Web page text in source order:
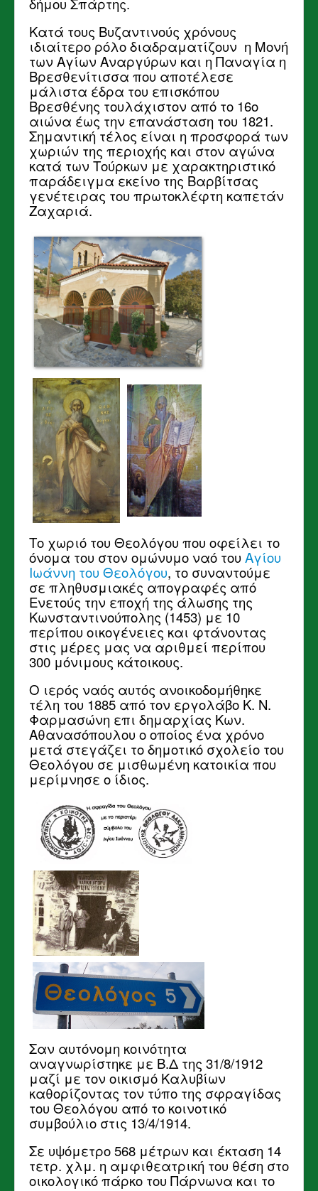
Κατά τους Βυζαντινούς χρόνους
ιδιαίτερο ρόλο διαδραματίζουν η Μονή
των Αγίων Αναργύρων και η Παναγία η
Βρεσθενίτισσα που αποτέλεσε
μάλιστα έδρα του επισκόπου
Βρεσθένης τουλάχιστον από το 16ο
αιώνα έως την επανάσταση του 1821.
Σημαντική τέλος είναι η προσφορά των
χωριών της περιοχής και στον αγώνα
κατά των Τούρκων με χαρακτηριστικό
παράδειγμα εκείνο της Βαρβίτσας
γενέτειρας του πρωτοκλέφτη καπετάν
Ζαχαριά.
Το χωριό του Θεολόγου που οφείλει το
όνομα του στον ομώνυμο ναό του Αγίου
Ιωάννη του Θεολόγου, το συναντούμε
σε πληθυσμιακές απογραφές από
Ενετούς την εποχή της άλωσης της
Κωνσταντινούπολης (1453) με 10
περίπου οικογένειες και φτάνοντας
στις μέρες μας να αριθμεί περίπου
300 μόνιμους κάτοικους.
Ο ιερός ναός αυτός ανοικοδομήθηκε
τέλη του 1885 από τον εργολάβο Κ. Ν.
Φαρμασώνη επι δημαρχίας Κων.
Αθανασόπουλου ο οποίος ένα χρόνο
μετά στεγάζει το δημοτικό σχολείο του
Θεολόγου σε μισθωμένη κατοικία που
μερίμνησε ο ίδιος.
Σαν αυτόνομη κοινότητα
αναγνωρίστηκε με Β.Δ της 31/8/1912
μαζί με τον οικισμό Καλυβίων
καθορίζοντας τον τύπο της σφραγίδας
του Θεολόγου από το κοινοτικό
συμβούλιο στις 13/4/1914.
Σε υψόμετρο 568 μέτρων και έκταση 14
τετρ. χλμ. η αμφιθεατρική του θέση στο
οικολογικό πάρκο του Πάρνωνα και το